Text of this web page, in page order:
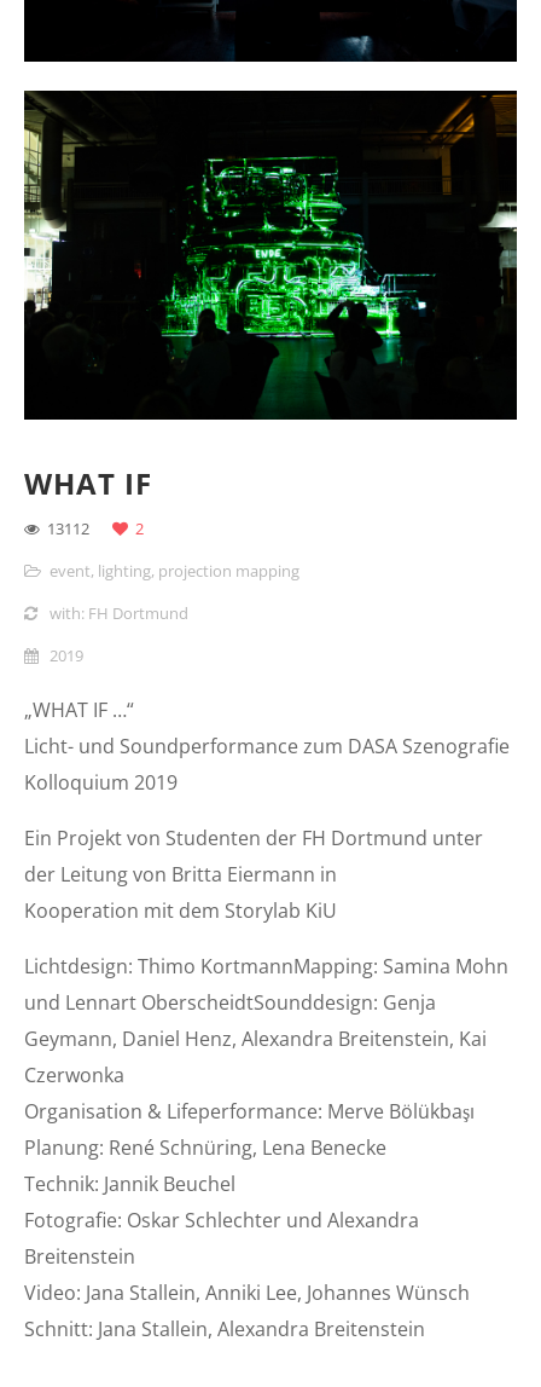
WHAT IF
13112
2
event, lighting, projection mapping
with: FH Dortmund
2019
„WHAT IF …“
Licht- und Soundperformance zum DASA Szenografie
Kolloquium 2019
Ein Projekt von Studenten der FH Dortmund unter
der Leitung von Britta Eiermann in
Kooperation mit dem Storylab KiU
Lichtdesign: Thimo KortmannMapping: Samina Mohn
und Lennart OberscheidtSounddesign: Genja
Geymann, Daniel Henz, Alexandra Breitenstein, Kai
Czerwonka
Organisation & Lifeperformance: Merve Bölükbaşı
Planung: René Schnüring, Lena Benecke
Technik: Jannik Beuchel
Fotografie: Oskar Schlechter und Alexandra
Breitenstein
Video: Jana Stallein, Anniki Lee, Johannes Wünsch
Schnitt: Jana Stallein, Alexandra Breitenstein